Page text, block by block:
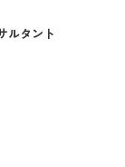
ルタント